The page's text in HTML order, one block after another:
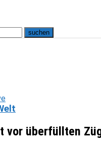
vor überfüllten